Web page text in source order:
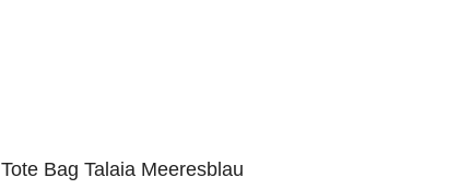
Tote Bag Talaia Meeresblau